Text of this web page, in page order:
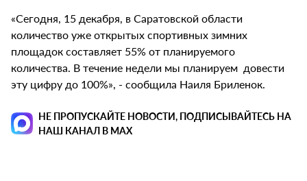
«Сегодня, 15 декабря, в Саратовской области
количество уже открытых спортивных зимних
площадок составляет 55% от планируемого
количества. В течение недели мы планируем довести
эту цифру до 100%», - сообщила Наиля Бриленок.
НЕ ПРОПУСКАЙТЕ НОВОСТИ, ПОДПИСЫВАЙТЕСЬ НА
НАШ КАНАЛ В MAX